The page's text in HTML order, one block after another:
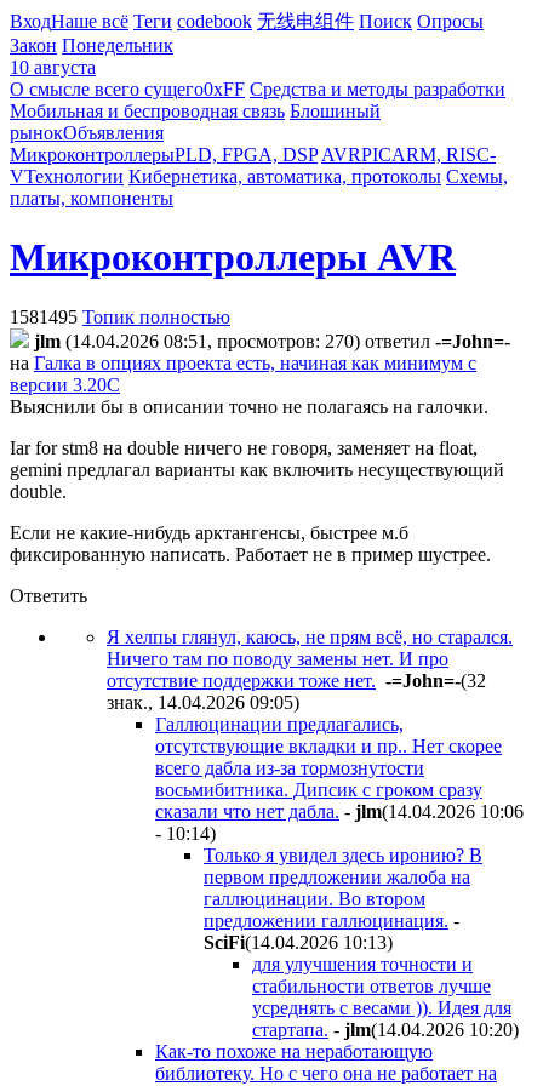
ВходНаше всё Теги codebook 无线电组件 Поиск Опросы
Закон Понедельник
10 августа
О смысле всего сущего0xFF Средства и методы разработки
Мобильная и беспроводная связь Блошиный
рынокОбъявления
МикроконтроллерыPLD, FPGA, DSP AVRPICARM, RISC-
VТехнологии Кибернетика, автоматика, протоколы Схемы,
платы, компоненты
Микроконтроллеры AVR
1581495 Топик полностью
jlm (14.04.2026 08:51, просмотров: 270) ответил -=John=-
на Галка в опциях проекта есть, начиная как минимум с
версии 3.20С
Выяснили бы в описании точно не полагаясь на галочки.
Iar for stm8 на double ничего не говоря, заменяет на float,
gemini предлагал варианты как включить несуществующий
double.
Если не какие-нибудь арктангенсы, быстрее м.б
фиксированную написать. Работает не в пример шустрее.
Ответить
Я хелпы глянул, каюсь, не прям всё, но старался.
Ничего там по поводу замены нет. И про
отсутствие поддержки тоже нет. -=John=-(32
знак., 14.04.2026 09:05)
Галлюцинации предлагались,
отсутствующие вкладки и пр.. Нет скорее
всего дабла из-за тормознутости
восьмибитникa. Дипсик с гроком сразу
сказали что нет дабла. - jlm(14.04.2026 10:06
- 10:14)
Только я увидел здесь иронию? В
первом предложении жалоба на
галлюцинации. Во втором
предложении галлюцинация. -
SciFi(14.04.2026 10:13)
для улучшения точности и
стабильности ответов лучше
усреднять с весами )). Идея для
стартапа. - jlm(14.04.2026 10:20)
Как-то похоже на неработающую
библиотеку. Но с чего она не работает на